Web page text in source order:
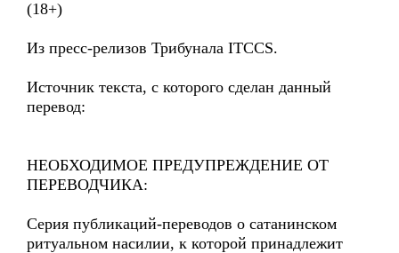
(18+)
Из пресс-релизов Трибунала ITCCS.
Источник текста, с которого сделан данный
перевод:
НЕОБХОДИМОЕ ПРЕДУПРЕЖДЕНИЕ ОТ
ПЕРЕВОДЧИКА:
Серия публикаций-переводов о сатанинском
ритуальном насилии, к которой принадлежит